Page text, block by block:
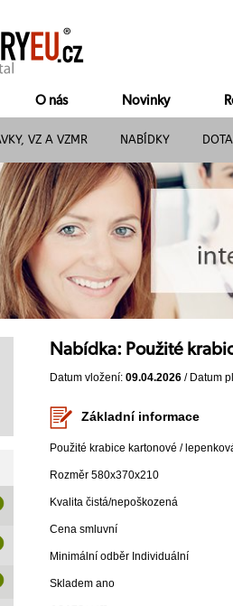
O nás Novinky
VZ A VZMR NABÍDKY
Nabídka: Použité
Datum vložení: 09.04.2026 / Datum
Základní informace
Použité krabice kartonové /
Rozměr 580x370x210
Kvalita čistá/nepoškozená
Cena smluvní
Minimální odběr Individuální
Skladem ano